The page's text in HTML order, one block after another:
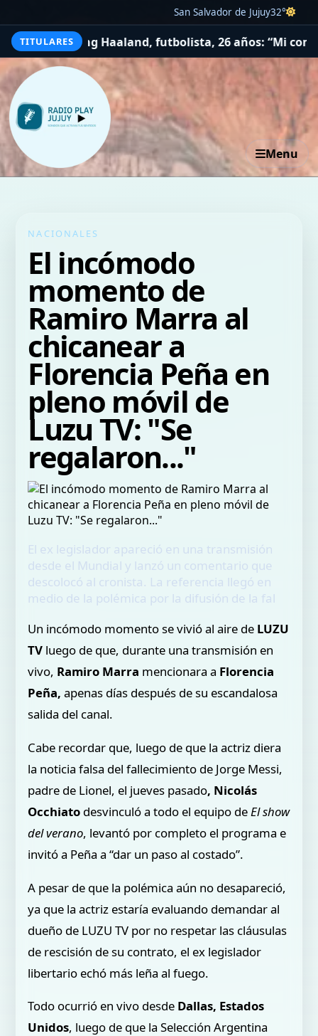
San Salvador de Jujuy32°
TITULARES
Erling Haaland, futbolista, 26 años: “Mi comida
Menu
NACIONALES
El incómodo
momento de
Ramiro Marra al
chicanear a
Florencia Peña en
pleno móvil de
Luzu TV: "Se
regalaron..."
El ex legislador apareció en una transmisión
desde el Mundial y lanzó un comentario que
descolocó al cronista. La referencia llegó en
medio de la polémica por la difusión de la fal
Un incómodo momento se vivió al aire de LUZU
TV luego de que, durante una transmisión en
vivo, Ramiro Marra mencionara a Florencia
Peña, apenas días después de su escandalosa
salida del canal.
Cabe recordar que, luego de que la actriz diera
la noticia falsa del fallecimiento de Jorge Messi,
padre de Lionel, el jueves pasado, Nicolás
Occhiato desvinculó a todo el equipo deEl show
del verano, levantó por completo el programa e
invitó a Peña a “dar un paso al costado”.
A pesar de que la polémica aún no desapareció,
ya que la actriz estaría evaluando demandar al
dueño de LUZU TV por no respetar las cláusulas
de rescisión de su contrato, el ex legislador
libertario echó más leña al fuego.
Todo ocurrió en vivo desde Dallas, Estados
Unidos, luego de que la Selección Argentina